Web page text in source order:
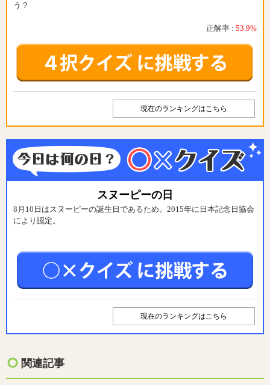
う？
正解率 : 53.9%
現在のランキングはこちら
スヌーピーの日
8月10日はスヌーピーの誕生日であるため。2015年に日本記念日協会
により認定。
現在のランキングはこちら
関連記事